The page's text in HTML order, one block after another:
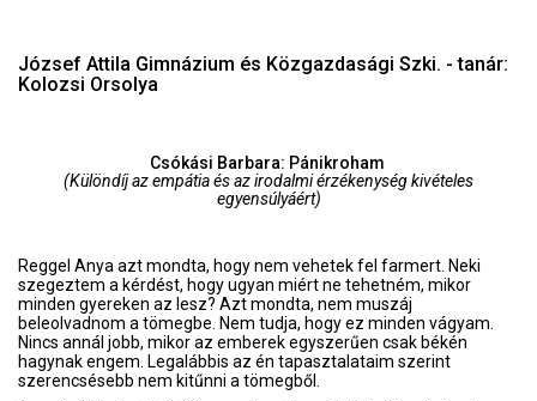
József Attila Gimnázium és Közgazdasági Szki. - tanár:
Kolozsi Orsolya
Csókási Barbara: Pánikroham
(Különdíj az empátia és az irodalmi érzékenység kivételes
egyensúlyáért)
Reggel Anya azt mondta, hogy nem vehetek fel farmert. Neki
szegeztem a kérdést, hogy ugyan miért ne tehetném, mikor
minden gyereken az lesz? Azt mondta, nem muszáj
beleolvadnom a tömegbe. Nem tudja, hogy ez minden vágyam.
Nincs annál jobb, mikor az emberek egyszerűen csak békén
hagynak engem. Legalábbis az én tapasztalataim szerint
szerencsésebb nem kitűnni a tömegből.